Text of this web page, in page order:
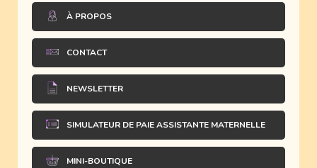
À PROPOS
CONTACT
NEWSLETTER
SIMULATEUR DE PAIE ASSISTANTE MATERNELLE
MINI-BOUTIQUE